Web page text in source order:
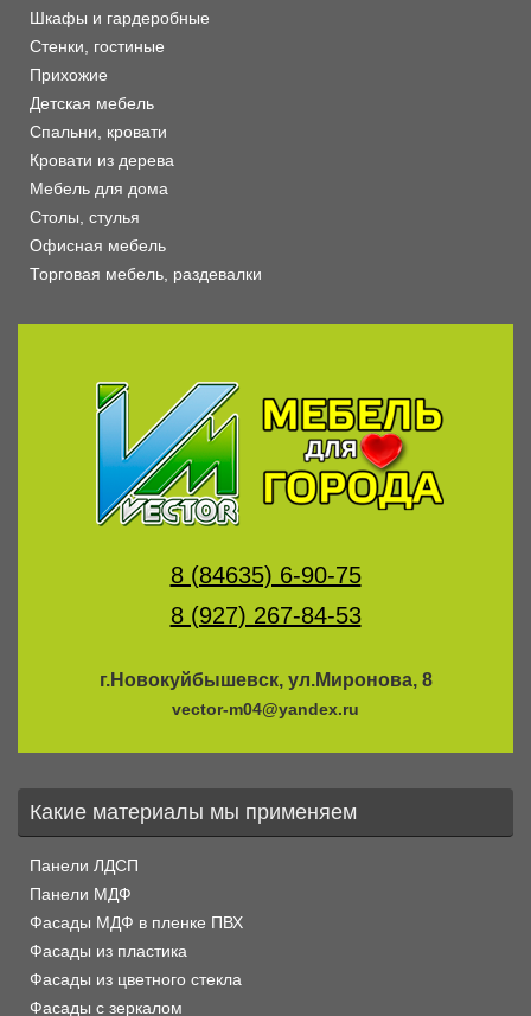
Шкафы и гардеробные
Стенки, гостиные
Прихожие
Детская мебель
Спальни, кровати
Кровати из дерева
Мебель для дома
Столы, стулья
Офисная мебель
Торговая мебель, раздевалки
8 (84635) 6-90-75
8 (927) 267-84-53
г.Новокуйбышевск, ул.Миронова, 8
vector-m04@yandex.ru
Какие материалы мы применяем
Панели ЛДСП
Панели МДФ
Фасады МДФ в пленке ПВХ
Фасады из пластика
Фасады из цветного стекла
Фасады с зеркалом